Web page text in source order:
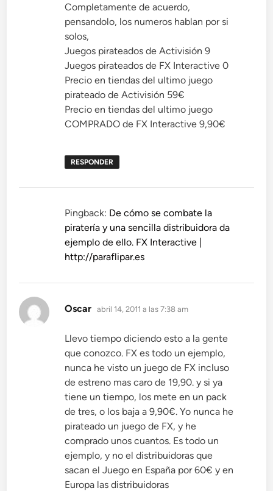
Completamente de acuerdo,
pensandolo, los numeros hablan por si
solos,
Juegos pirateados de Activisión 9
Juegos pirateados de FX Interactive 0
Precio en tiendas del ultimo juego
pirateado de Activisión 59€
Precio en tiendas del ultimo juego
COMPRADO de FX Interactive 9,90€
RESPONDER
Pingback: De cómo se combate la
piratería y una sencilla distribuidora da
ejemplo de ello. FX Interactive |
http://paraflipar.es
Oscar dice:
abril 14, 2011 a las 7:38 am
Llevo tiempo diciendo esto a la gente
que conozco. FX es todo un ejemplo,
nunca he visto un juego de FX incluso
de estreno mas caro de 19,90. y si ya
tiene un tiempo, los mete en un pack
de tres, o los baja a 9,90€. Yo nunca he
pirateado un juego de FX, y he
comprado unos cuantos. Es todo un
ejemplo, y no el distribuidoras que
sacan el Juego en España por 60€ y en
Europa las distribuidoras